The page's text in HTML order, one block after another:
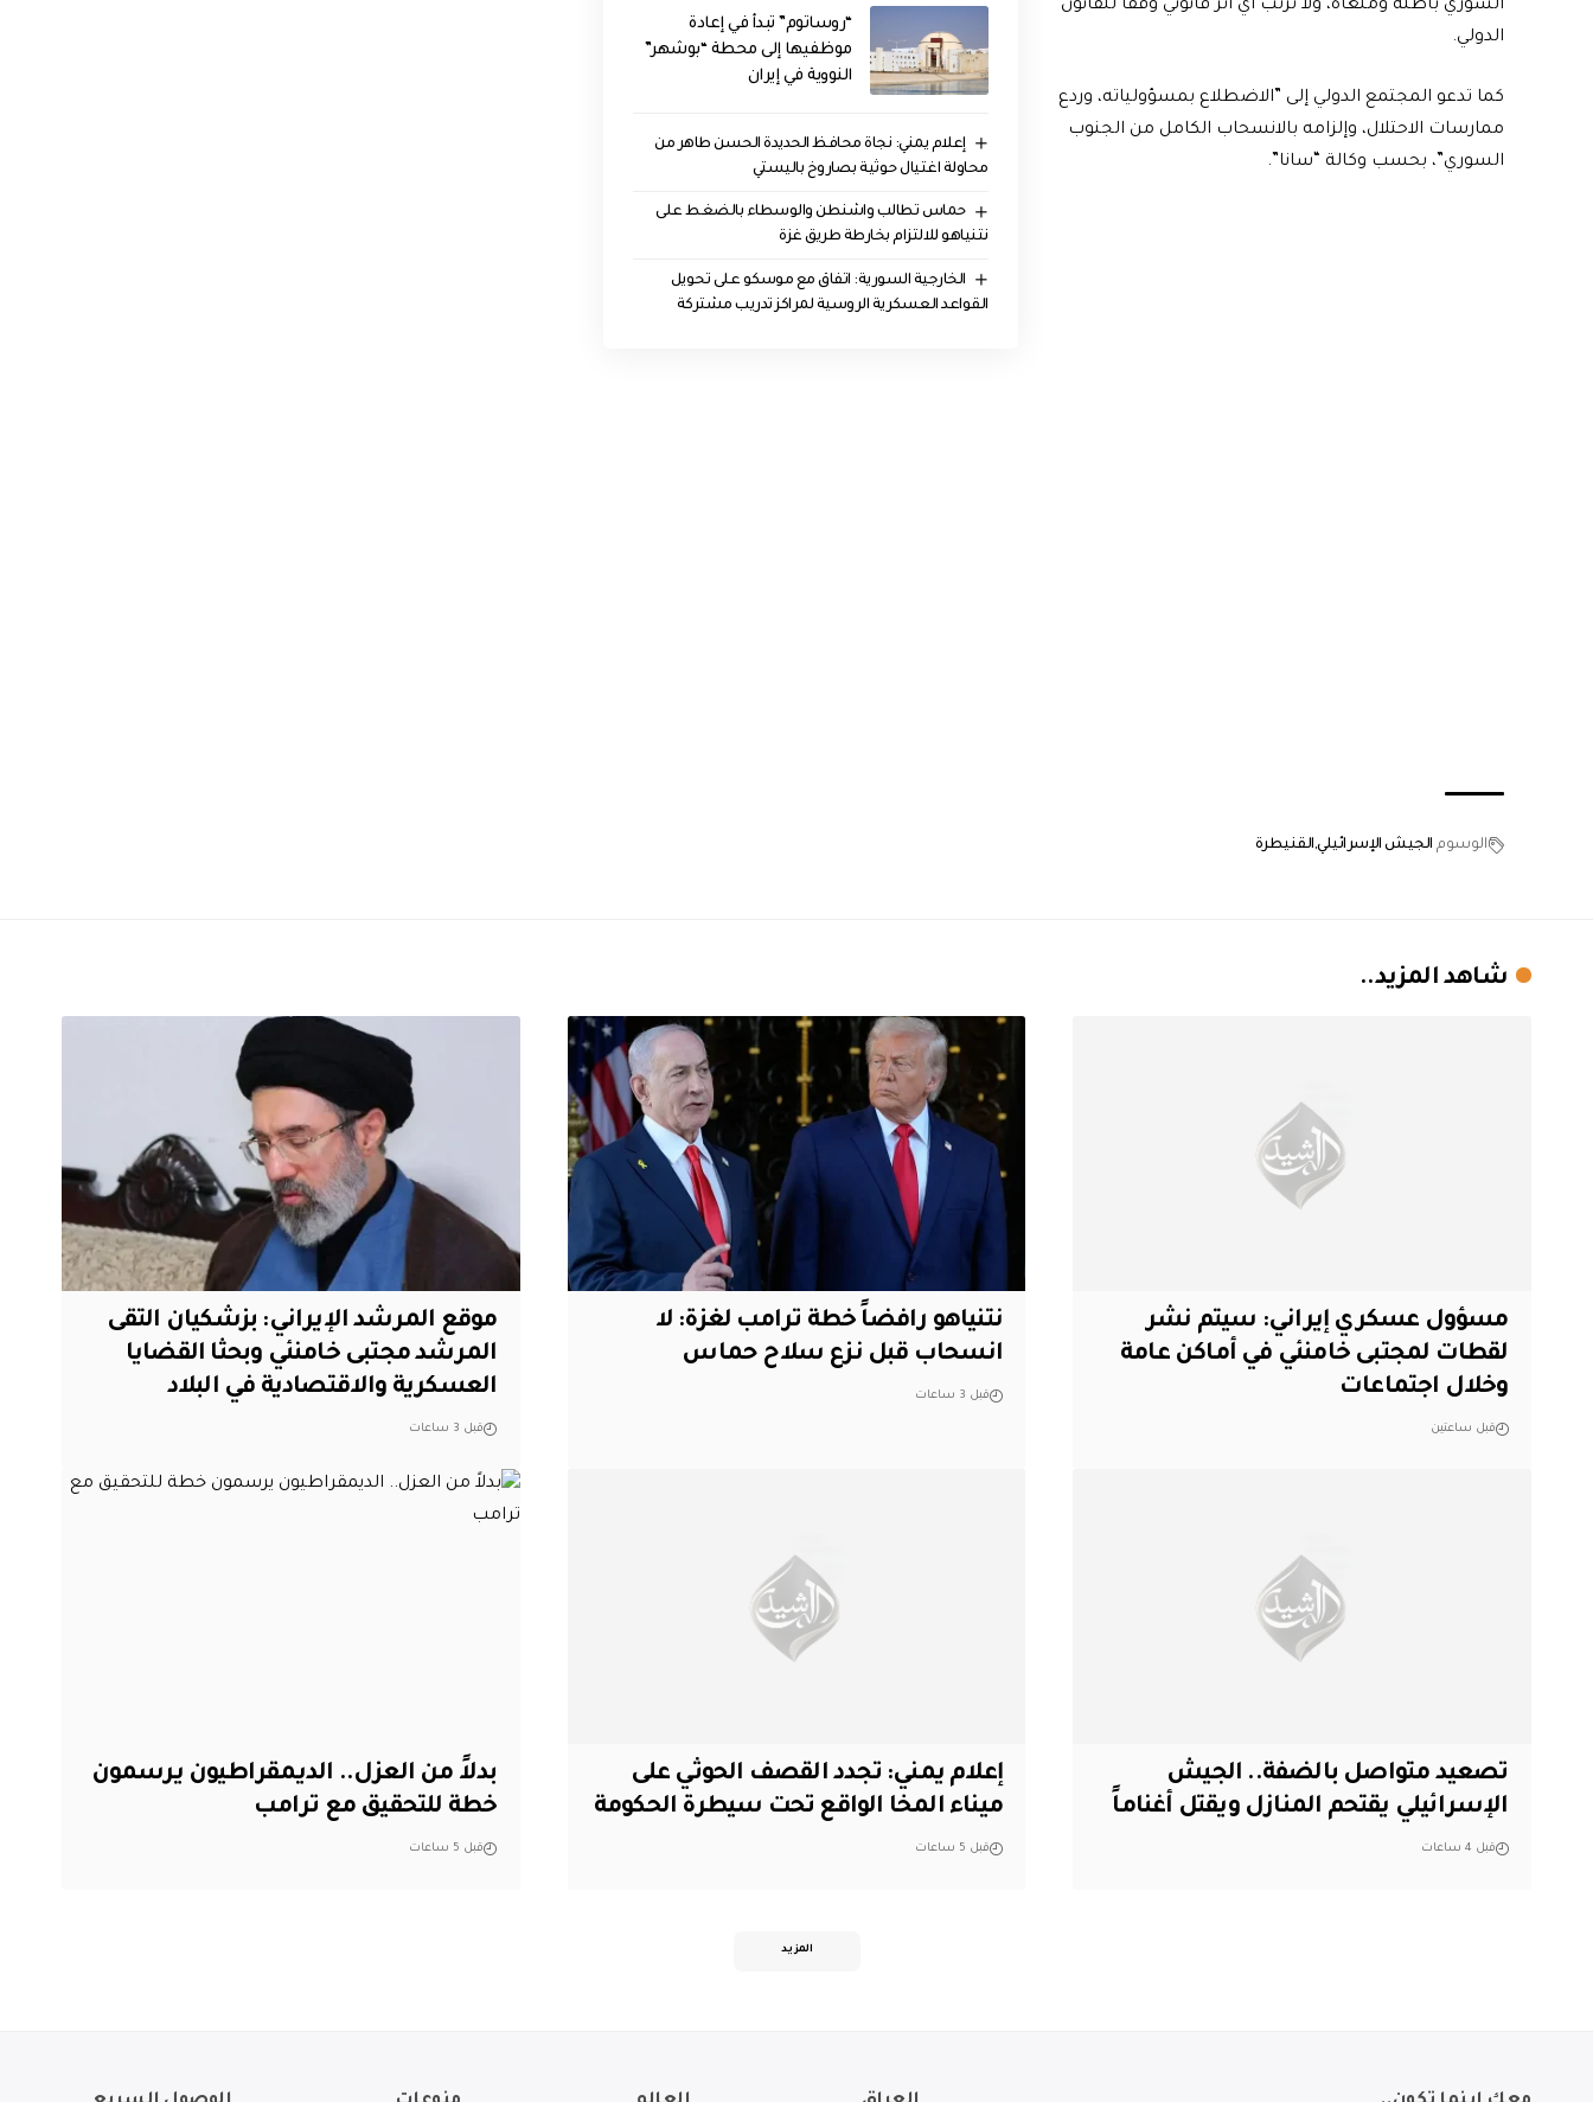
“روساتوم” تبدأ في إعادة
موظفيها إلى محطة “بوشهر”
النووية في إيران
إعلام يمني: نجاة محافظ الحديدة الحسن طاهر من
محاولة اغتيال حوثية بصاروخ باليستي
حماس تطالب واشنطن والوسطاء بالضغط على
نتنياهو للالتزام بخارطة طريق غزة
الخارجية السورية: اتفاق مع موسكو على تحويل
القواعد العسكرية الروسية لمراكز تدريب مشتركة
‌‏السوري باطلة وملغاة، ولا ‏ترتّب أي ‌‏أثر قانوني ‏وفقًا ‏للقانون
‏الدولي.
كما تدعو المجتمع الدولي إلى ‌”‏الاضطلاع ‌‏بمسؤولياته، ‌‏وردع
ممارسات ‏الاحتلال، ‏وإلزامه بالانسحاب ‏الكامل من ‏الجنوب
‌‏السوري‎”، بحسب وكالة “سانا”.
الوسوم الجيش الإسرائيلي القنيطرة
شاهد المزيد..
مسؤول عسكري إيراني: سيتم نشر
لقطات لمجتبى خامنئي في أماكن عامة
وخلال اجتماعات
قبل ساعتين
نتنياهو رافضاً خطة ترامب لغزة: لا
انسحاب قبل نزع سلاح حماس
قبل 3 ساعات
موقع المرشد الإيراني: بزشكيان التقى
المرشد مجتبى خامنئي وبحثا القضايا
العسكرية والاقتصادية في البلاد
قبل 3 ساعات
تصعيد متواصل بالضفة.. الجيش
الإسرائيلي يقتحم المنازل ويقتل أغناماً
قبل 4 ساعات
إعلام يمني: تجدد القصف الحوثي على
ميناء المخا الواقع تحت سيطرة الحكومة
قبل 5 ساعات
بدلاً من العزل.. الديمقراطيون يرسمون
خطة للتحقيق مع ترامب
قبل 5 ساعات
المزيد